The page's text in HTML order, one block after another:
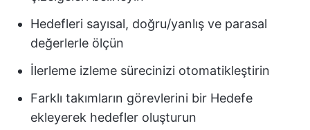
Hedefleri sayısal, doğru/yanlış ve parasal
değerlerle ölçün
İlerleme izleme sürecinizi otomatikleştirin
Farklı takımların görevlerini bir Hedefe
ekleyerek hedefler oluşturun